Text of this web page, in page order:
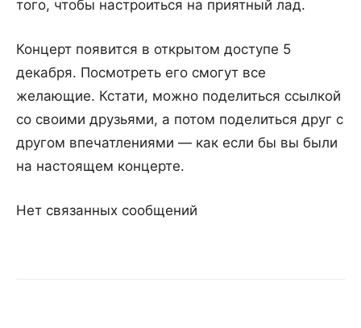
того, чтобы настроиться на приятный лад.
Концерт появится в открытом доступе 5
декабря. Посмотреть его смогут все
желающие. Кстати, можно поделиться ссылкой
со своими друзьями, а потом поделиться друг с
другом впечатлениями — как если бы вы были
на настоящем концерте.
Нет связанных сообщений